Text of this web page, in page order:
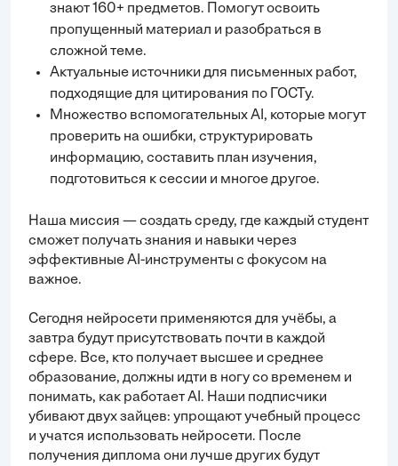
знают 160+ предметов. Помогут освоить
пропущенный материал и разобраться в
сложной теме.
Актуальные источники для письменных работ,
подходящие для цитирования по ГОСТу.
Множество вспомогательных AI, которые могут
проверить на ошибки, структурировать
информацию, составить план изучения,
подготовиться к сессии и многое другое.
Наша миссия — создать среду, где каждый студент
сможет получать знания и навыки через
эффективные AI-инструменты с фокусом на
важное.
Сегодня нейросети применяются для учёбы, а
завтра будут присутствовать почти в каждой
сфере. Все, кто получает высшее и среднее
образование, должны идти в ногу со временем и
понимать, как работает AI. Наши подписчики
убивают двух зайцев: упрощают учебный процесс
и учатся использовать нейросети. После
получения диплома они лучше других будут